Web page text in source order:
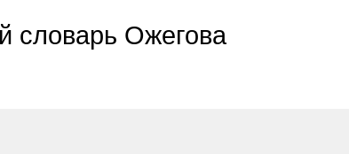
словарь Ожегова